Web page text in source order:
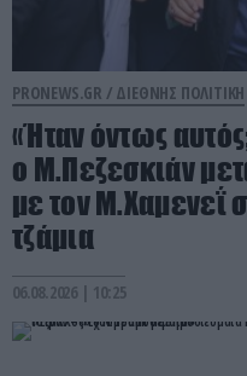
PRONEWS.GR / ΔΙΕΘΝΗΣ ΠΟΛΙΤΙΚΗ
«Ήταν όντως
ο Μ.Πεζεσκιάν
με τον Μ.Χαμενεΐ
τζάμια
06.08.2026 | 10:25